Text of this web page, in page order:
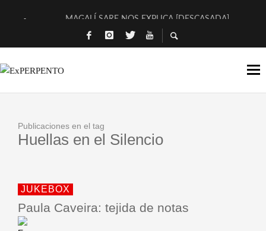
MAGALÍ SARE NOS EXPLICA [DESCASADA]
«NO TENGO PUTOS SUEÑOS»
FÉLIX CALVO NOS PRESENTA [LAS PALMERAS] (NOVELA
[EL SER QUERIDO] DE RODRIGO SOROGOYEN
ARRABAL, ARRABAL, ARRABAL, ARRABEAUX
DEL ASOMBRO CASUAL A LA MIRADA PURA: [SOBRE ARTE
Publicaciones en el tag
Huellas en el Silencio
JUKEBOX
Paula Caveira: tejida de notas